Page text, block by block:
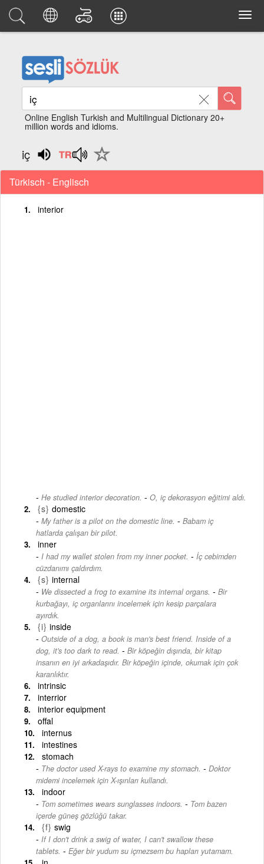
Online English Turkish and Multilingual Dictionary 20+
million words and idioms.
iç
Türkisch - Englisch
interior
He studied interior decoration. - O, iç dekorasyon eğitimi aldı.
{s} domestic
My father is a pilot on the domestic line. - Babam iç
hatlarda çalışan bir pilot.
inner
I had my wallet stolen from my inner pocket. - İç cebimden
cüzdanımı çaldırdım.
{s} internal
We dissected a frog to examine its internal organs. - Bir
kurbağayı, iç organlarını incelemek için kesip parçalara
ayırdık.
{i} inside
Outside of a dog, a book is man's best friend. Inside of a
dog, it's too dark to read. - Bir köpeğin dışında, bir kitap
insanın en iyi arkadaşıdır. Bir köpeğin içinde, okumak için çok
karanlıktır.
intrinsic
interrior
interior equipment
offal
internus
intestines
stomach
The doctor used X-rays to examine my stomach. - Doktor
midemi incelemek için X-ışınları kullandı.
indoor
Tom sometimes wears sunglasses indoors. - Tom bazen
içerde güneş gözlüğü takar.
{f} swig
If I don't drink a swig of water, I can't swallow these
tablets. - Eğer bir yudum su içmezsem bu hapları yutamam.